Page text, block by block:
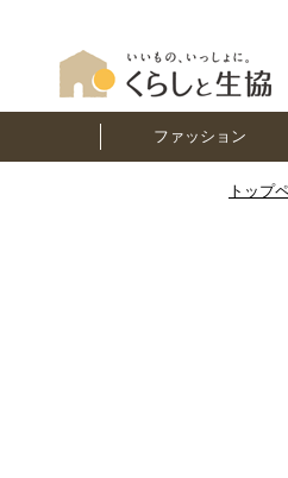
ファッション
トップ